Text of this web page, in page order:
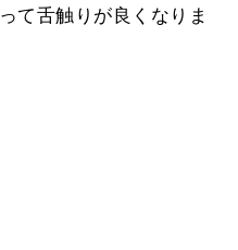
て舌触りが良くなりま